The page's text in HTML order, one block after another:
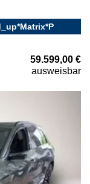
59.599,00 €
ausweisbar